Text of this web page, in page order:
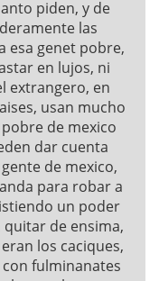
piden, y de
las
esa genet pobre,
en lujos, ni
extrangero, en
usan mucho
de mexico
dar cuenta
de mexico,
para robar a
un poder
de ensima,
los caciques,
fulminanates